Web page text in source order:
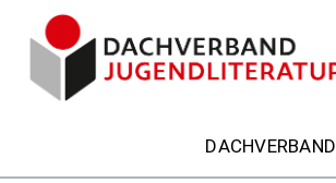
DACHVERBAND